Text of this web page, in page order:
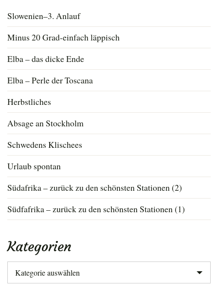
Slowenien–3. Anlauf
Minus 20 Grad-einfach läppisch
Elba – das dicke Ende
Elba – Perle der Toscana
Herbstliches
Absage an Stockholm
Schwedens Klischees
Urlaub spontan
Südafrika – zurück zu den schönsten Stationen (2)
Südfafrika – zurück zu den schönsten Stationen (1)
Kategorien
Kategorien